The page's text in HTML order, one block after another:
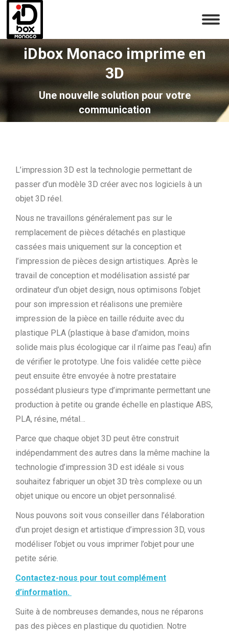
iDbox Monaco imprime en
3D
Une nouvelle solution pour votre
communication
L’impression 3D est la technologie permettant de
passer d’un modèle 3D créer avec nos logiciels à un
objet 3D réel.
Nous ne travaillons généralement pas sur le
remplacement de pièces détachés en plastique
cassées mais uniquement sur la conception et
l’impression de pièces design artistiques. Après le
travail de conception et modélisation assisté par
ordinateur d’un objet design, nous optimisons l’objet
pour son impression et réalisons une première
impression de la pièce en taille réduite avec du
plastique PLA (plastique à base d’amidon, moins
solide mais plus écologique car il n’aime pas l’eau) afin
de vérifier le prototype. Une fois validée cette pièce
peut ensuite être envoyée à notre prestataire
possédant plusieurs type d’imprimante permettant une
production à petite ou grande échelle en plastique ABS,
PLA, résine, métal…
Parce que chaque objet 3D peut être construit
indépendamment des autres dans la même machine la
technologie d’impression 3D est idéale si vous
souhaitez fabriquer un objet 3D très complexe ou un
objet unique ou encore un objet personnalisé.
Nous pouvons soit vous conseiller dans l’élaboration
d’un projet design et artistique d’impression 3D, vous
modéliser l’objet ou vous imprimer l’objet pour une
petite série.
Contactez-nous pour tout complément
d’information.
Suite à de nombreuses demandes, nous ne réparons
pas des pièces en plastique du quotidien. Notre